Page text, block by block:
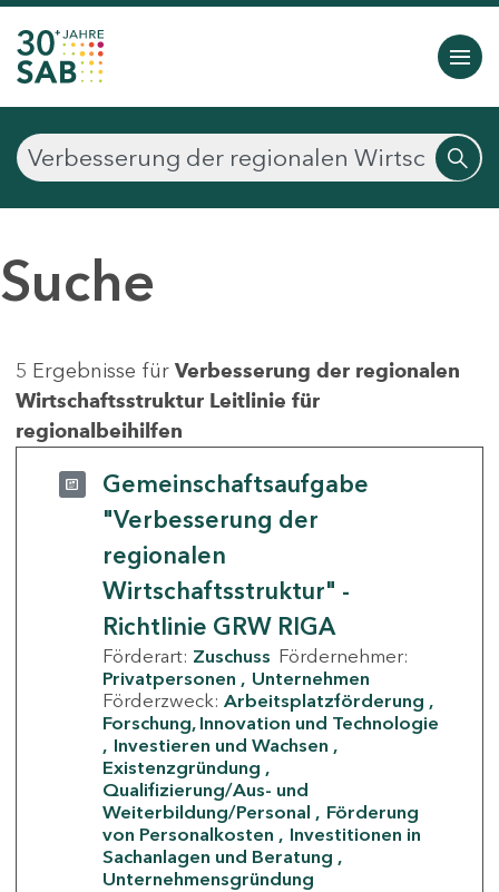
Suche
5 Ergebnisse für Verbesserung der regionalen
Wirtschaftsstruktur Leitlinie für
regionalbeihilfen
Gemeinschaftsaufgabe
"Verbesserung der
regionalen
Wirtschaftsstruktur" -
Richtlinie GRW RIGA
Förderart: Zuschuss Fördernehmer:
Privatpersonen
Unternehmen
Förderzweck: Arbeitsplatzförderung
Forschung, Innovation und Technologie
Investieren und Wachsen
Existenzgründung
Qualifizierung/Aus- und
Weiterbildung/Personal
Förderung
von Personalkosten
Investitionen in
Sachanlagen und Beratung
Unternehmensgründung